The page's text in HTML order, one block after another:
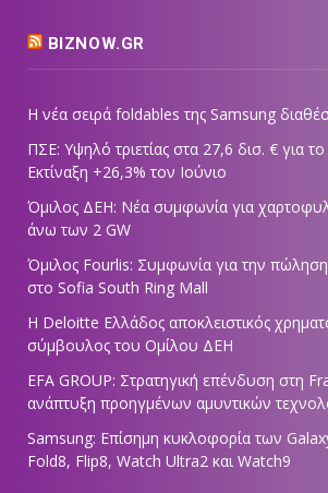
BIZNOW.GR
Η νέα σειρά foldables της Samsung
ΠΣΕ: Υψηλό τριετίας στα 27,6 δισ. € για
Εκτίναξη +26,3% τον Ιούνιο
Όμιλος ΔΕΗ: Νέα συμφωνία για
άνω των 2 GW
Όμιλος Fourlis: Συμφωνία για την
στο Sofia South Ring Mall
Η Deloitte Ελλάδος αποκλειστικός
σύμβουλος του Ομίλου ΔΕΗ
EFA GROUP: Στρατηγική επένδυση στη
ανάπτυξη προηγμένων αμυντικών
Samsung: Επίσημη κυκλοφορία των
Fold8, Flip8, Watch Ultra2 και Watch9